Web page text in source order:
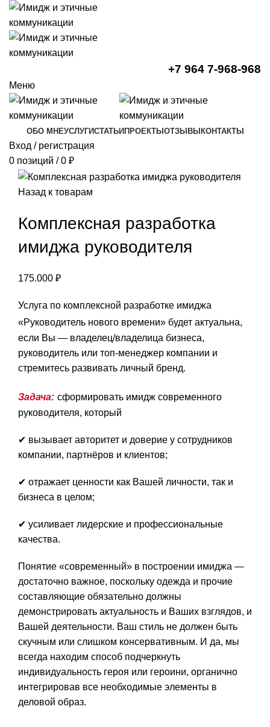
+7 964 7-968-968
Меню
ОБО МНЕУСЛУГИСТАТЬИ ПРОЕКТЫ ОТЗЫВЫ КОНТАКТЫ
Вход / регистрация
0 позиций / 0 ₽
Назад к товарам
Комплексная разработка
имиджа руководителя
175.000 ₽
Услуга по комплексной разработке имиджа
«Руководитель нового времени» будет актуальна,
если Вы — владелец/владелица бизнеса,
руководитель или топ-менеджер компании и
стремитесь развивать личный бренд.
Задача: сформировать имидж современного
руководителя, который
✔ вызывает авторитет и доверие у сотрудников
компании, партнёров и клиентов;
✔ отражает ценности как Вашей личности, так и
бизнеса в целом;
✔ усиливает лидерские и профессиональные
качества.
Понятие «современный» в построении имиджа —
достаточно важное, поскольку одежда и прочие
составляющие обязательно должны
демонстрировать актуальность и Ваших взглядов, и
Вашей деятельности. Ваш стиль не должен быть
скучным или слишком консервативным. И да, мы
всегда находим способ подчеркнуть
индивидуальность героя или героини, органично
интегрировав все необходимые элементы в
деловой образ.